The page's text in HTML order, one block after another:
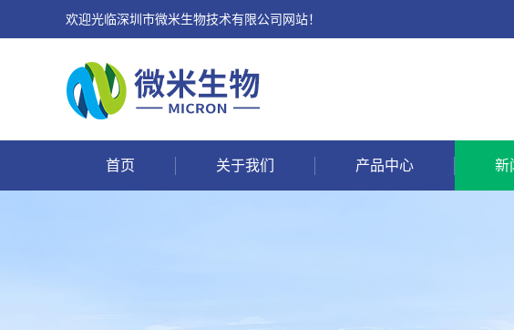
欢迎光临深圳市微米生物技术有限公司网站！
首页 关于我们 产品中心 新